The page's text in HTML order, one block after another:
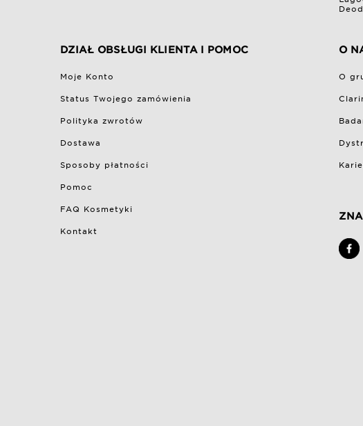
DZIAŁ OBSŁUGI KLIENTA I POMOC
Moje Konto
Status Twojego zamówienia
Polityka zwrotów
Dostawa
Sposoby płatności
Pomoc
FAQ Kosmetyki
Kontakt
O
O